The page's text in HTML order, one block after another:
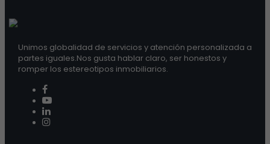
Unimos globalidad de servicios y atención personalizada a
partes iguales.Nos gusta hablar claro, ser honestos y
romper los estereotipos inmobiliarios.